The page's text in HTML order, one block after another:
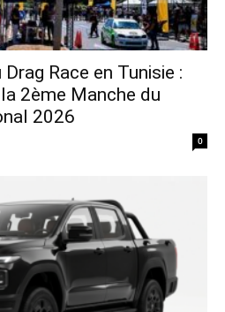
Race en Tunisie :
2ème Manche du
2026
0